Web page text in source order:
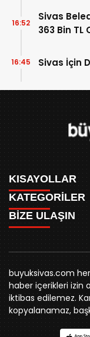
Sivas
363 Bin TL
16:52
Sivas İçin
16:45
KISAYOLLAR
ANASAYFA
AKSU CANLI
MEYDAN CANLI
MEDRESELER CANLI
MERAKÜM CANLI
YUKARI TEKKE
KURUMSAL KİMLİK
REKLAM FİYATLARI
BİZE ULAŞIN
KÜNYE
RESMİ İLANLAR
KATEGORİLER
WHATSAPP
SPOR
SİYASET
BELEDİYE
SİVAS VALİLİĞİ
ÜNİVERSİTE
KURUMLAR
STK
YORUM
BİZE ULAŞIN
0346 221 00 60
Örtülüpınar
Sivas
buyuksivas.com her
haber içerikleri izin
iktibas edilemez.
kopyalanamaz,